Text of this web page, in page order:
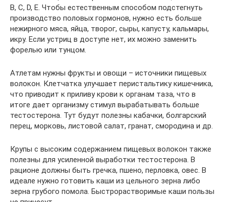
B, С, D, Е. Чтобы естественным способом подстегнуть
производство половых гормонов, нужно есть больше
нежирного мяса, яйца, творог, сыры, капусту, кальмары,
икру. Если устриц в доступе нет, их можно заменить
форелью или тунцом.
Атлетам нужны фрукты и овощи – источники пищевых
волокон. Клетчатка улучшает перистальтику кишечника,
что приводит к приливу крови к органам таза, что в
итоге дает организму стимул вырабатывать больше
тестостерона. Тут будут полезны кабачки, болгарский
перец, морковь, листовой салат, гранат, смородина и др.
Крупы с высоким содержанием пищевых волокон также
полезны для усиленной выработки тестостерона. В
рационе должны быть гречка, пшено, перловка, овес. В
идеале нужно готовить каши из цельного зерна либо
зерна грубого помола. Быстрорастворимые каши пользы